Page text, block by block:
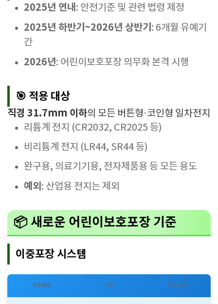
2025년 연내 : 안전기준 및 관련 법령 제정
2025년 하반기~2026년 상반기 : 6개월 유예기
간
2026년: 어린이보호포장 의무화 본격 시행
🎯 적용 대상
직경 31.7mm 이하의 모든 버튼형·코인형 일차전지
리튬계 전지 (CR2032, CR2025 등)
비리튬계 전지 (LR44, SR44 등)
완구용, 의료기기용, 전자제품용 등 모든 용도
예외 : 산업용 전지는 제외
📦 새로운 어린이보호포장 기준
이중포장 시스템
포장 형태 구조 안전 기준